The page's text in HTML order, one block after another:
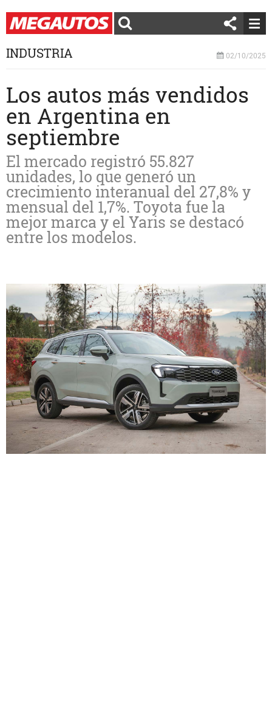
INDUSTRIA 02/10/2025
Los autos más vendidos
en Argentina en
septiembre
El mercado registró 55.827
unidades, lo que generó un
crecimiento interanual del 27,8% y
mensual del 1,7%. Toyota fue la
mejor marca y el Yaris se destacó
entre los modelos.